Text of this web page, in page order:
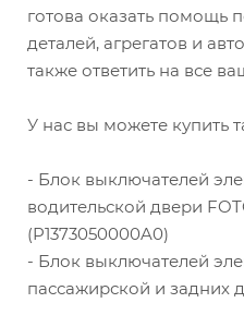
готова оказать помощь
деталей, агрегатов и
также ответить на все
У нас вы можете купить
- Блок выключателей
водительской двери
(P1373050000A0)
- Блок выключателей
пассажирской и задних